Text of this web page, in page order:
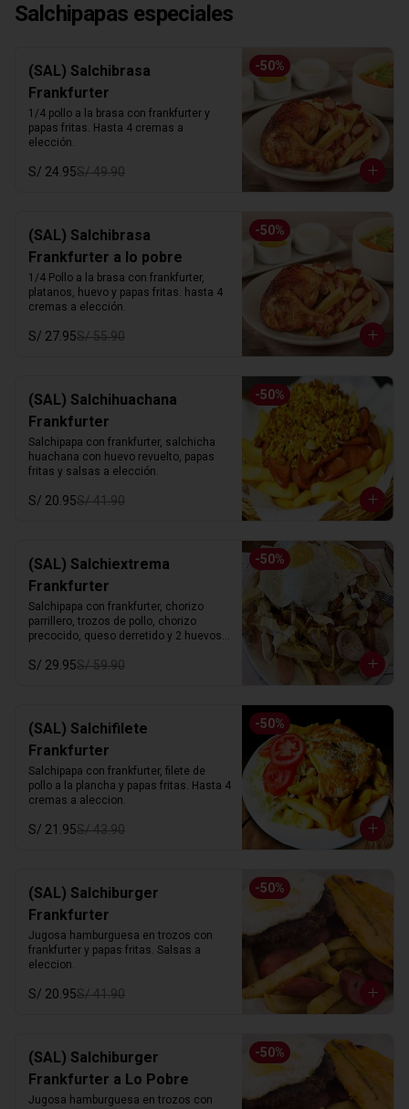
Salchipapas especiales
-50%
(SAL) Salchibrasa
Frankfurter
1/4 pollo a la brasa con frankfurter y
papas fritas. Hasta 4 cremas a
elección.
S/ 24.95S/ 49.90
-50%
(SAL) Salchibrasa
Frankfurter a lo pobre
1/4 Pollo a la brasa con frankfurter,
platanos, huevo y papas fritas. hasta 4
cremas a elección.
S/ 27.95S/ 55.90
-50%
(SAL) Salchihuachana
Frankfurter
Salchipapa con frankfurter, salchicha
huachana con huevo revuelto, papas
fritas y salsas a elección.
S/ 20.95S/ 41.90
-50%
(SAL) Salchiextrema
Frankfurter
Salchipapa con frankfurter, chorizo
parrillero, trozos de pollo, chorizo
precocido, queso derretido y 2 huevos
S/ 29.95S/ 59.90
-50%
(SAL) Salchifilete
Frankfurter
Salchipapa con frankfurter, filete de
pollo a la plancha y papas fritas. Hasta 4
cremas a aleccion.
S/ 21.95S/ 43.90
-50%
(SAL) Salchiburger
Frankfurter
Jugosa hamburguesa en trozos con
frankfurter y papas fritas. Salsas a
eleccion.
S/ 20.95S/ 41.90
-50%
(SAL) Salchiburger
Frankfurter a Lo Pobre
Jugosa hamburguesa en trozos con